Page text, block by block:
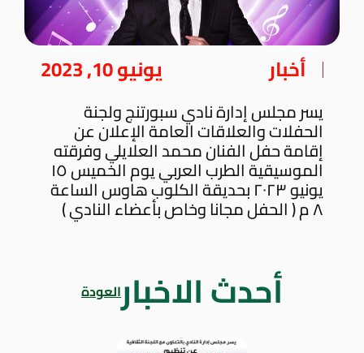
أخبار يونيو 10, 2023
يسر مجلس إدارة نادي سبورتنج ولجنة
الحفلات والعلاقات العامة الإعلان عن
إقامة حفل الفنان محمد العلايلي وفرقته
الموسيقية الطرب العربي يوم الخميس ١٥
يونيو ٢٠٢٣ بحديقة الكلوب هاوس الساعة
٨ م ( الحفل مجانا وخاص بأعضاء النادي )
أحدث الاخبارالعودة